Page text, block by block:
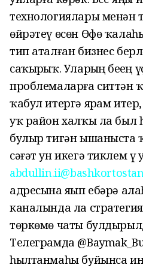
технологиялары
өйрәтеү өсөн Өфө
тип аталған бизнес
саҡырҙыҡ. Уларҙың беҙҙең
проблемаларға ситтән
ҡабул итергә ярҙам
уҡ район халҡы ла был
булыр тигән ышаныста
сәғәт ун икегә тиклем үҙ
адресына яҙып ебәрә
каналында ла
төркөмө чаты
Телеграмда
һылтанмаһы буйынса